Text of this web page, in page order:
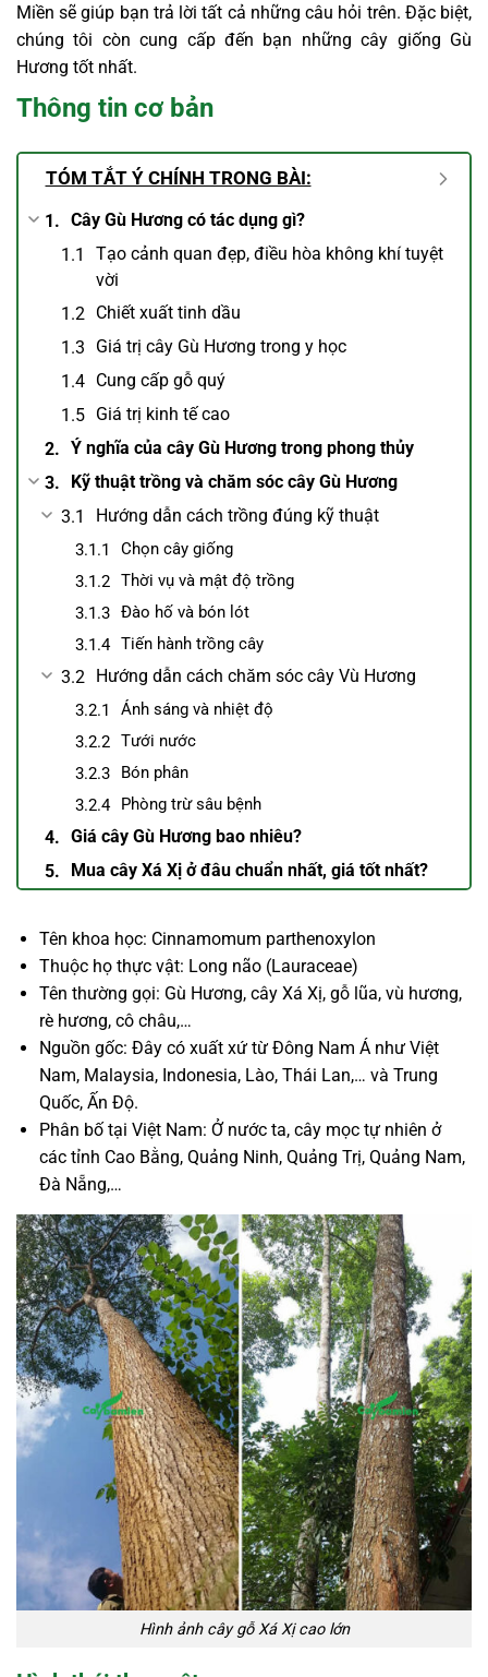
Miền sẽ giúp bạn trả lời tất cả những câu hỏi trên. Đặc biệt,
chúng tôi còn cung cấp đến bạn những cây giống Gù
Hương tốt nhất.
Thông tin cơ bản
TÓM TẮT Ý CHÍNH TRONG BÀI:
Cây Gù Hương có tác dụng gì?
Tạo cảnh quan đẹp, điều hòa không khí tuyệt
vời
Chiết xuất tinh dầu
Giá trị cây Gù Hương trong y học
Cung cấp gỗ quý
Giá trị kinh tế cao
Ý nghĩa của cây Gù Hương trong phong thủy
Kỹ thuật trồng và chăm sóc cây Gù Hương
Hướng dẫn cách trồng đúng kỹ thuật
Chọn cây giống
Thời vụ và mật độ trồng
Đào hố và bón lót
Tiến hành trồng cây
Hướng dẫn cách chăm sóc cây Vù Hương
Ánh sáng và nhiệt độ
Tưới nước
Bón phân
Phòng trừ sâu bệnh
Giá cây Gù Hương bao nhiêu?
Mua cây Xá Xị ở đâu chuẩn nhất, giá tốt nhất?
Tên khoa học: Cinnamomum parthenoxylon
Thuộc họ thực vật: Long não (Lauraceae)
Tên thường gọi: Gù Hương, cây Xá Xị, gỗ lũa, vù hương,
rè hương, cô châu,…
Nguồn gốc: Đây có xuất xứ từ Đông Nam Á như Việt
Nam, Malaysia, Indonesia, Lào, Thái Lan,… và Trung
Quốc, Ấn Độ.
Phân bố tại Việt Nam: Ở nước ta, cây mọc tự nhiên ở
các tỉnh Cao Bằng, Quảng Ninh, Quảng Trị, Quảng Nam,
Đà Nẵng,…
Hình ảnh cây gỗ Xá Xị cao lớn